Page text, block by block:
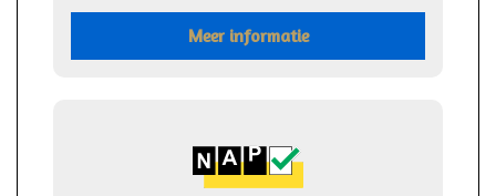
Meer informatie